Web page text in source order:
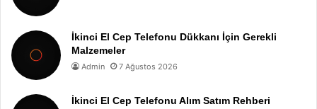
İkinci El Cep Telefonu Dükkanı İçin Gerekli
Malzemeler
Admin 7 Ağustos 2026
İkinci El Cep Telefonu Alım Satım Rehberi